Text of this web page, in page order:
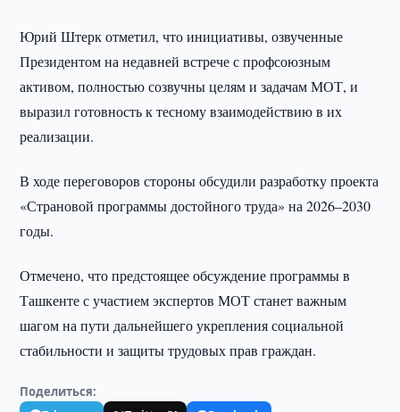
Юрий Штерк отметил, что инициативы, озвученные
Президентом на недавней встрече с профсоюзным
активом, полностью созвучны целям и задачам МОТ, и
выразил готовность к тесному взаимодействию в их
реализации.
В ходе переговоров стороны обсудили разработку проекта
«Страновой программы достойного труда» на 2026–2030
годы.
Отмечено, что предстоящее обсуждение программы в
Ташкенте с участием экспертов МОТ станет важным
шагом на пути дальнейшего укрепления социальной
стабильности и защиты трудовых прав граждан.
Поделиться: